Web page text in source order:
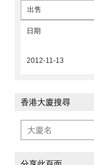
出售
日期
2012-11-13
香港大廈搜尋